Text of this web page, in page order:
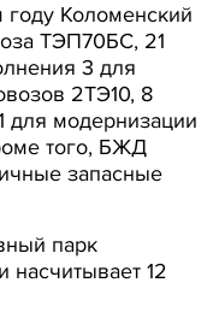
Коломенский
ТЭП70БС, 21
3 для
2ТЭ10, 8
для модернизации
того, БЖД
запасные
парк
насчитывает 12